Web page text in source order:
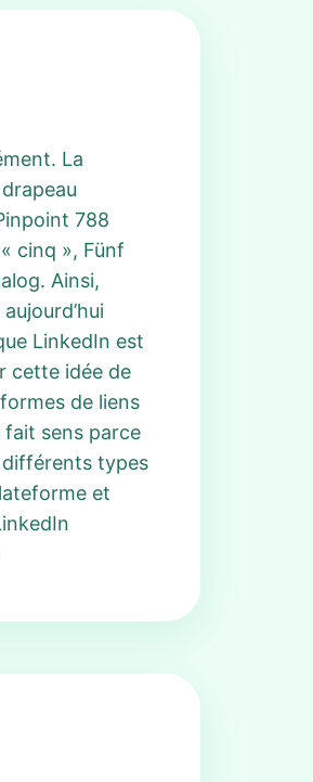
La
788
cinq », Fünf
Ainsi,
LinkedIn est
cette idée de
de liens
fait sens parce
différents types
et